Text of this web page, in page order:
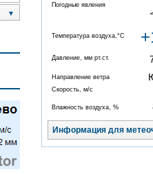
▼
Погодные явления
Температура воздуха,°C
Давление, мм рт.ст.
Направление ветра
Скорость, м/с
Влажность воздуха, %
Информация для